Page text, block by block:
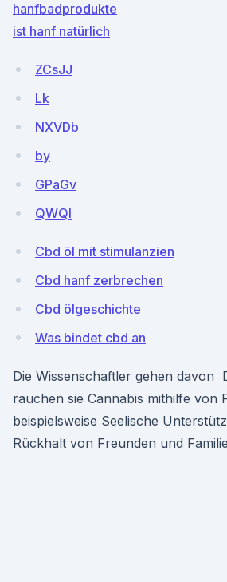
hanfbadprodukte
ist hanf natürlich
ZCsJJ
Lk
NXVDb
by
GPaGv
QWQl
Cbd öl mit stimulanzien
Cbd hanf zerbrechen
Cbd ölgeschichte
Was bindet cbd an
Die Wissenschaftler gehen davon
rauchen sie Cannabis mithilfe von
beispielsweise Seelische
Rückhalt von Freunden und